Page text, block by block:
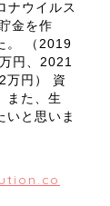
ナウイルス
金を作
。 （2019
円、2021
万円） 資
また、生
いと思いま